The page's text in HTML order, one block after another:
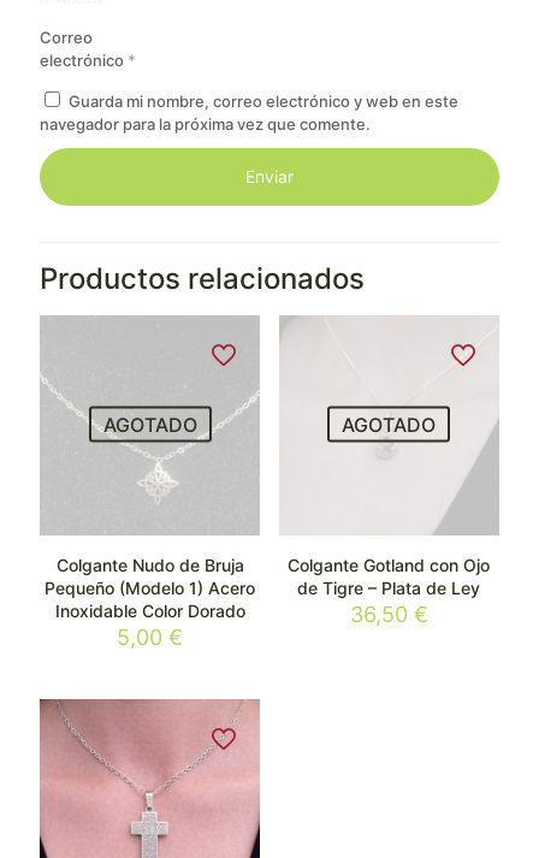
Correo
electrónico *
Guarda mi nombre, correo electrónico y web en este
navegador para la próxima vez que comente.
Productos relacionados
AGOTADO
Colgante Nudo de Bruja
Pequeño (Modelo 1) Acero
Inoxidable Color Dorado
5,00€
AGOTADO
Colgante Gotland con Ojo
de Tigre – Plata de Ley
36,50 €